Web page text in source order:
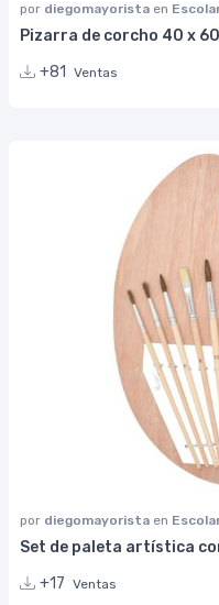
por diegomayorista en
Pizarra de corcho 40 x
+81
Ventas
por diegomayorista en
Set de paleta artística
+17 Ventas